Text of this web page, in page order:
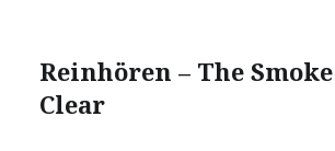
Reinhören – The
Clear